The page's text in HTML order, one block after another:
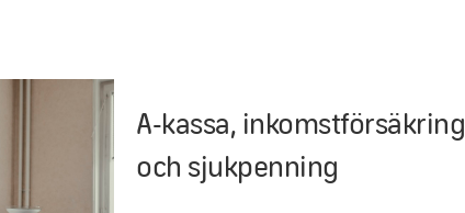
A-kassa, inkomstförsäkring
och sjukpenning